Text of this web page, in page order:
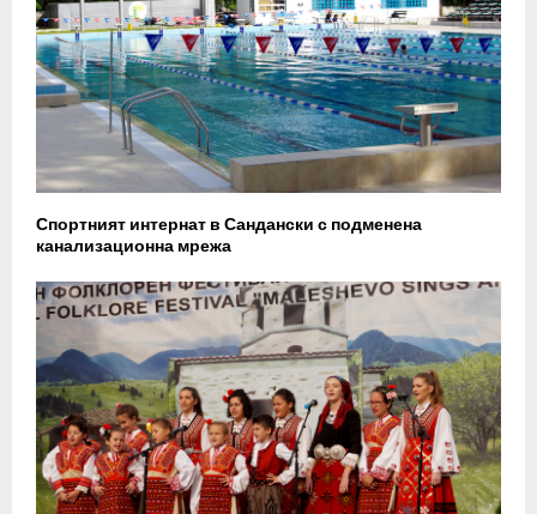
Спортният интернат в Сандански с подменена
канализационна мрежа